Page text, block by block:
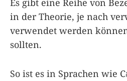
Es gibt eine Reihe von
in der Theorie, je nach
verwendet werden
sollten.
So ist es in Sprachen wie